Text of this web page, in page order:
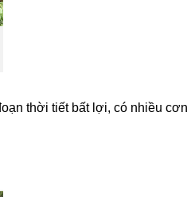
thời tiết bất lợi, có nhiều cơn